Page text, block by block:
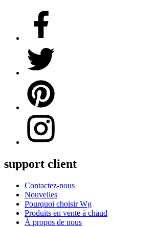
support client
Contactez-nous
Nouvelles
Pourquoi choisir Wg
Produits en vente à chaud
À propos de nous